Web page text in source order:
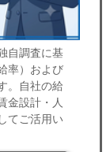
自調査に基
率）および
。自社の給
金設計・人
てご活用い